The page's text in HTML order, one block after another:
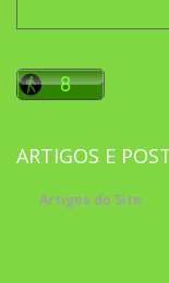
ARTIGOS E
Artigos do Site